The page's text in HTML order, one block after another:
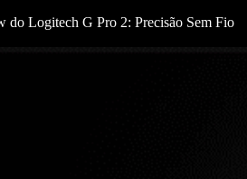
do Logitech G Pro 2: Precisão Sem Fio